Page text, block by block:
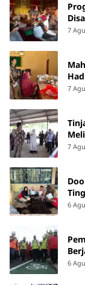
7
7
7
6
6